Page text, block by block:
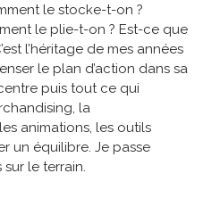
le stocke-t-on ?
le plie-t-on ? Est-ce que
l’héritage de mes années
le plan d’action dans sa
puis tout ce qui
la
animations, les outils
un équilibre. Je passe
le terrain.